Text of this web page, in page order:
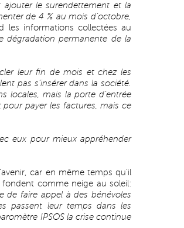
le surendettement et la
de 4 % au mois d’octobre,
les informations collectées au
dégradation permanente de la
leur fin de mois et chez les
pas s’insérer dans la société.
locales, mais la porte d’entrée
pour payer les factures, mais ce
eux pour mieux appréhender
car en même temps qu’il
fondent comme neige au soleil:
de faire appel à des bénévoles
passent leur temps dans les
IPSOS la crise continue